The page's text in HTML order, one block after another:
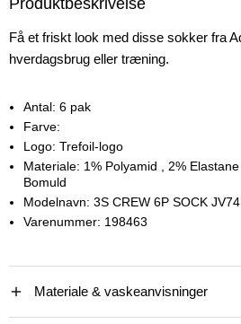
Få et friskt look med disse sokker fra
hverdagsbrug eller træning.
Antal: 6 pak
Farve:
Logo: Trefoil-logo
Materiale: 1% Polyamid , 2% Elastane
Bomuld
Modelnavn: 3S CREW 6P SOCK
Varenummer: 198463
Materiale & vaskeanvisninger